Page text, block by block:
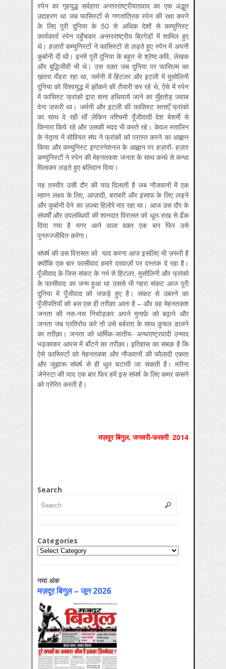
स्पेन का गृहयुद्ध सर्वहारा अन्तरराष्ट्रीयतावाद का एक अद्भुत
उदाहरण था जब फासिस्टों से गणतांत्रिक स्पेन की रक्षा करने
के लिए पूरी दुनिया के 50 से अधिक देशों से कम्युनिस्ट
कार्यकर्ता स्पेन पहुँचकर अन्तरराष्ट्रीय ब्रिगेडों में शामिल हुए
थे। हज़ारों कम्युनिस्टों ने फासिस्टों से लड़ते हुए स्पेन में अपनी
कुर्बानी दी थी। इनमें पूरी दुनिया के बहुत से श्रेष्ठ कवि, लेखक
और बुद्धिजीवी भी थे। उस वक़्त जब दुनिया पर फासिज़्म का
ख़तरा मँडरा रहा था, जर्मनी में हिटलर और इटली में मुसोलिनी
दुनिया को विश्वयुद्ध में झोंकने की तैयारी कर रहे थे, ऐसे में स्पेन
में फासिस्ट फ्रांको द्वारा सत्ता हथियाये जाने का मुँहतोड़ जवाब
देना ज़रूरी था। जर्मनी और इटली की फासिस्ट सत्ताएँ फ्रांको
का साथ दे रही थीं लेकिन पश्चिमी पूँजीवादी देश बेशर्मी से
किनारा किये रहे और उसकी मदद भी करते रहे। केवल स्तालिन
के नेतृत्व में सोवियत संघ ने फ्रांकों को परास्त करने का आह्वान
किया और कम्युनिस्ट इण्टरनेशनल के आह्वान पर हज़ारों- हज़ार
कम्युनिस्टों ने स्पेन की मेहनतकश जनता के साथ कन्धे से कन्धा
मिलाकर लड़ते हुए बलिदान दिया।
यह तस्वीर उसी दौर की याद दिलाती है जब नौजवानों में एक
महान लक्ष्य के लिए, आज़ादी, बराबरी और इंसाफ के लिए लड़ने
और कुर्बानी देने का ज़ज़्बा हिलोरे मार रहा था। आज उस दौर के
संघर्षों और उपलब्धियों की शानदार विरासत को धूल-राख से ढँक
दिया गया है मगर आने वाला वक़्त एक बार फिर उसे
पुनरुज्जीवित करेगा।
संघर्ष की उस विरासत को याद करना आज इसलिए भी ज़रूरी है
क्योंकि एक बार फासीवाद हमारे दरवाज़ों पर दस्तक दे रहा है।
पूँजीवाद के जिस संकट के गर्भ से हिटलर, मुसोलिनी और फ्रांको
के फासीवाद का जन्म हुआ था उससे भी गहरा संकट आज पूरी
दुनिया में पूँजीवाद को जकड़े हुए है। संकट से उबरने का
पूँजीपतियों को बस एक ही तरीक़ा आता है – और वह मेहनतकश
जनता की नस-नस निचोड़कर अपने मुनाफ़े को बढ़ाने और
जनता जब प्रतिरोध करे तो उसे बर्बरता के साथ कुचल डालने
का तरीक़ा। जनता को धार्मिक-जातीय- अन्धराष्ट्रवादी उन्माद
भड़काकर आपस में बाँटने का तरीक़ा। इतिहास का सबक़ है कि
ऐसे फ़ासिस्टों को मेहनतकश और नौजवानों की फौलादी एकता
और जुझारू संघर्ष से ही धूल चटायी जा सकती है। मरीना
जेनेस्टा की याद एक बार फिर हमें इस संघर्ष के लिए कमर कसने
को प्रेरित करती है।
मज़दूर बिगुल,जनवरी-फरवरी2014
Search
Categories
Categories
नया अंक
मज़दूर बिगुल – जून 2026